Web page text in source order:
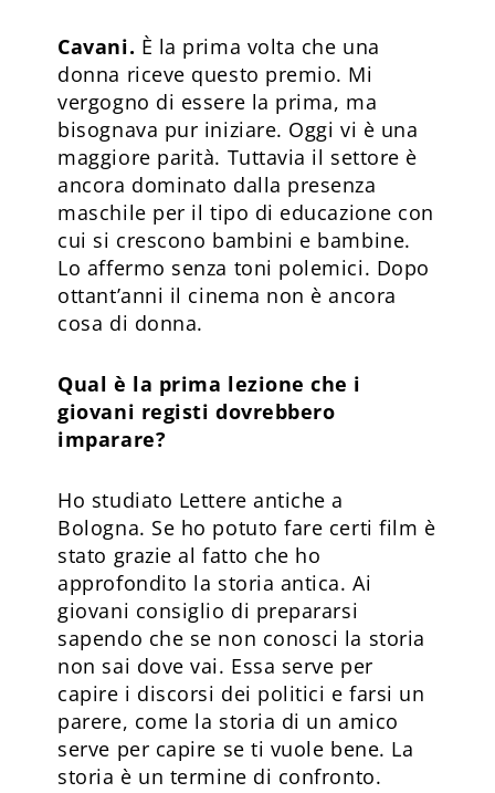
Cavani. È la prima volta che una
donna riceve questo premio. Mi
vergogno di essere la prima, ma
bisognava pur iniziare. Oggi vi è una
maggiore parità. Tuttavia il settore è
ancora dominato dalla presenza
maschile per il tipo di educazione con
cui si crescono bambini e bambine.
Lo affermo senza toni polemici. Dopo
ottant’anni il cinema non è ancora
cosa di donna.
Qual è la prima lezione che i
giovani registi dovrebbero
imparare?
Ho studiato Lettere antiche a
Bologna. Se ho potuto fare certi film è
stato grazie al fatto che ho
approfondito la storia antica. Ai
giovani consiglio di prepararsi
sapendo che se non conosci la storia
non sai dove vai. Essa serve per
capire i discorsi dei politici e farsi un
parere, come la storia di un amico
serve per capire se ti vuole bene. La
storia è un termine di confronto.